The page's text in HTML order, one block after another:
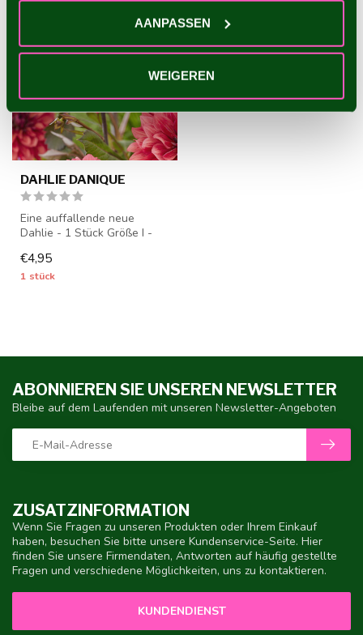
AANPASSEN
WEIGEREN
DAHLIE DANIQUE
Eine auffallende neue
Dahlie - 1 Stück Größe I -
Mitte ...
€4,95
1 stück
ZUSATZINFORMATION
Wenn Sie Fragen zu unseren Produkten oder Ihrem Einkauf
haben, besuchen Sie bitte unsere Kundenservice-Seite. Hier
finden Sie unsere Firmendaten, Antworten auf häufig gestellte
Fragen und verschiedene Möglichkeiten, uns zu kontaktieren.
KUNDENDIENST
ABONNIEREN SIE UNSEREN NEWSLETTER
Bleibe auf dem Laufenden mit unseren Newsletter-Angeboten